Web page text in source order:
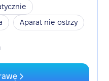
Aparat nie ostrzy